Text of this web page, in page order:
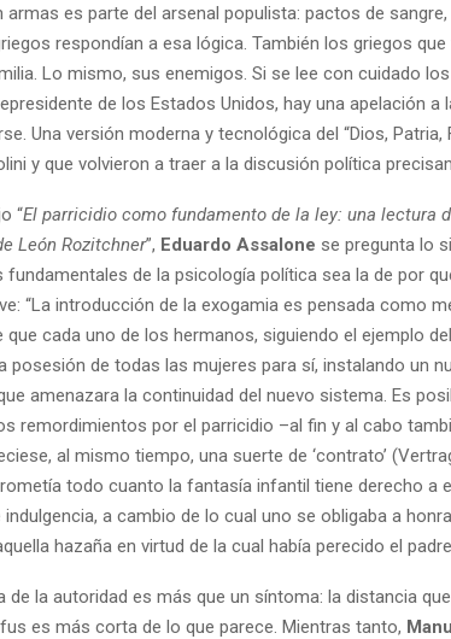
armas es parte del arsenal populista: pactos de
respondían a esa lógica. También los griegos
Lo mismo, sus enemigos. Si se lee con cuidado
de los Estados Unidos, hay una apelación
Una versión moderna y tecnológica del “Dios, Patria,
y que volvieron a traer a la discusión política
“El parricidio como fundamento de la ley: una lectura
León Rozitchner”, Eduardo Assalone se pregunta lo
fundamentales de la psicología política sea la de por
“La introducción de la exogamia es pensada como
que cada uno de los hermanos, siguiendo el ejemplo
posesión de todas las mujeres para sí, instalando un
amenazara la continuidad del nuevo sistema. Es
remordimientos por el parricidio –al fin y al cabo
al mismo tiempo, una suerte de ‘contrato’
todo cuanto la fantasía infantil tiene derecho a
indulgencia, a cambio de lo cual uno se obligaba a
hazaña en virtud de la cual había perecido el padre
de la autoridad es más que un síntoma: la distancia
es más corta de lo que parece. Mientras tanto,